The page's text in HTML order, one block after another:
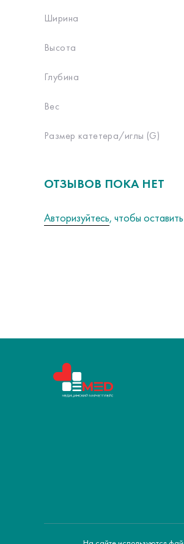
Ширина
Высота
Глубина
Вес
Размер катетера/иглы (G)
ОТЗЫВОВ ПОКА НЕТ
Авторизуйтесь, чтобы